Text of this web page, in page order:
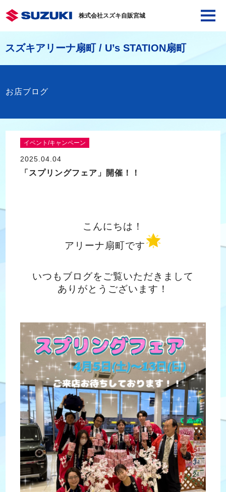
株式会社スズキ自販宮城
スズキアリーナ扇町 / U’s STATION扇町
お店ブログ
イベント/キャンペーン
2025.04.04
「スプリングフェア」開催！！
こんにちは！
アリーナ扇町です
いつもブログをご覧いただきまして
ありがとうございます！